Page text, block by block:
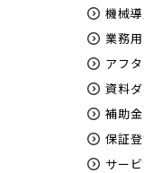
機械
業務
アフ
資料
補助
保証
サー